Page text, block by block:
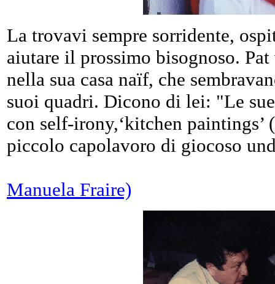
La trovavi sempre sorridente,
aiutare il prossimo bisognoso.
nella sua casa naïf, che
suoi quadri. Dicono di lei: "Le
con self-irony,‘kitchen
piccolo capolavoro di giocoso
Manuela Fraire)